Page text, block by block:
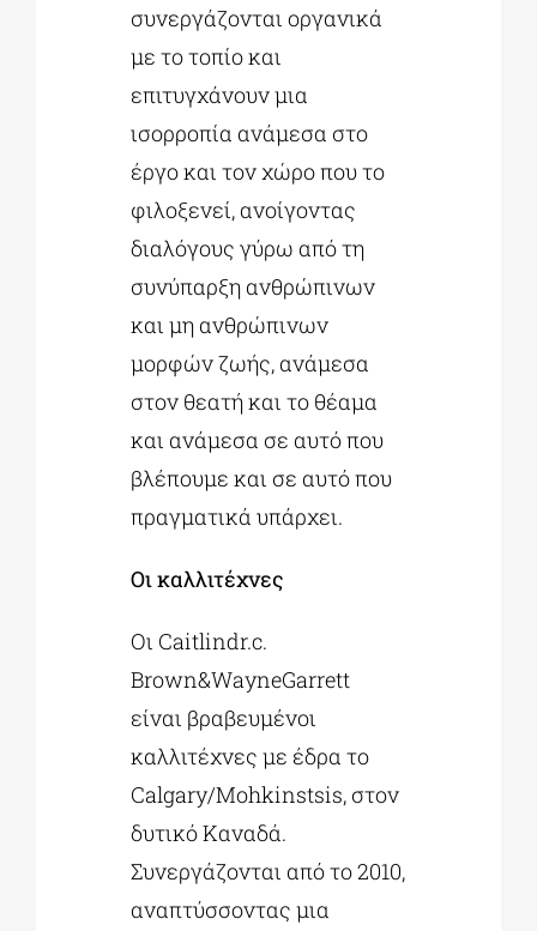
συνεργάζονται οργανικά
με το τοπίο και
επιτυγχάνουν μια
ισορροπία ανάμεσα στο
έργο και τον χώρο που το
φιλοξενεί, ανοίγοντας
διαλόγους γύρω από τη
συνύπαρξη ανθρώπινων
και μη ανθρώπινων
μορφών ζωής, ανάμεσα
στον θεατή και το θέαμα
και ανάμεσα σε αυτό που
βλέπουμε και σε αυτό που
πραγματικά υπάρχει.
Οι καλλιτέχνες
Οι Caitlindr.c.
Brown&WayneGarrett
είναι βραβευμένοι
καλλιτέχνες με έδρα το
Calgary/Mohkinstsis, στον
δυτικό Καναδά.
Συνεργάζονται από το 2010,
αναπτύσσοντας μια